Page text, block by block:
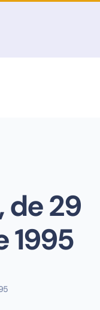
de 29
1995